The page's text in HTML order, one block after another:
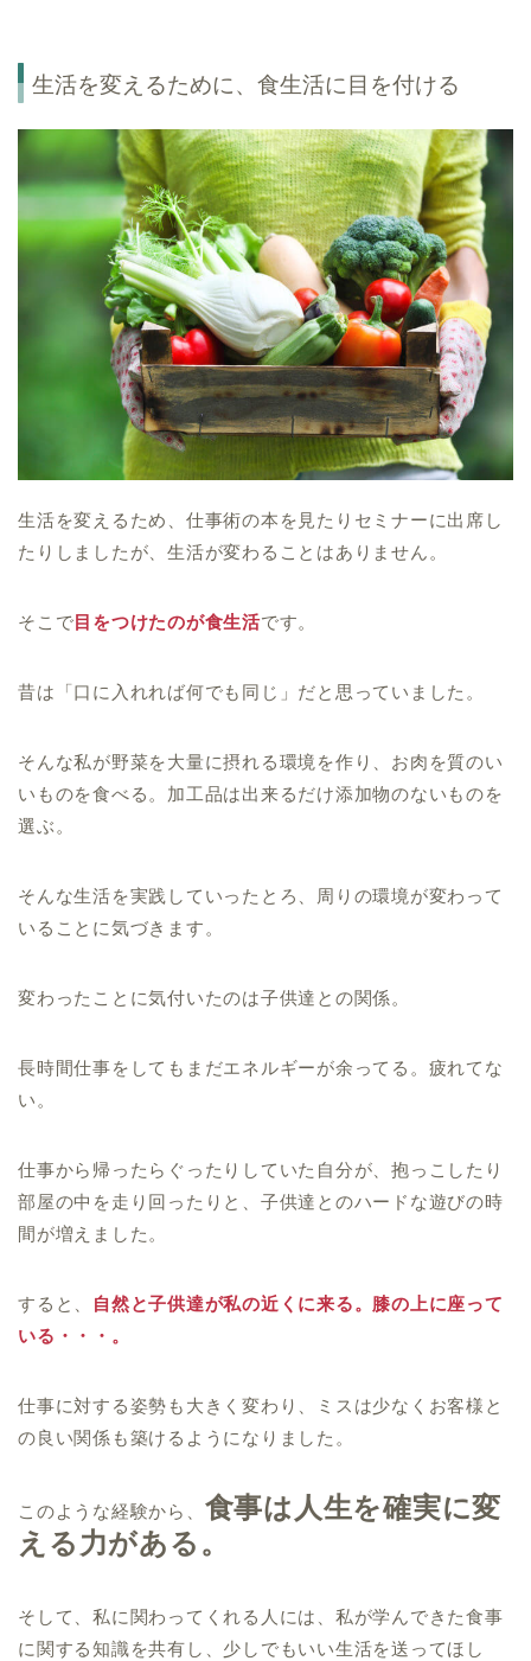
生活を変えるために、食生活に目を付ける
生活を変えるため、仕事術の本を見たりセミナーに出席し
たりしましたが、生活が変わることはありません。
そこで目をつけたのが食生活です。
昔は「口に入れれば何でも同じ」だと思っていました。
そんな私が野菜を大量に摂れる環境を作り、お肉を質のい
いものを食べる。加工品は出来るだけ添加物のないものを
選ぶ。
そんな生活を実践していったとろ、周りの環境が変わって
いることに気づきます。
変わったことに気付いたのは子供達との関係。
長時間仕事をしてもまだエネルギーが余ってる。疲れてな
い。
仕事から帰ったらぐったりしていた自分が、抱っこしたり
部屋の中を走り回ったりと、子供達とのハードな遊びの時
間が増えました。
すると、
自然と子供達が私の近くに来る。膝の上に座って
いる・・・。
仕事に対する姿勢も大きく変わり、ミスは少なくお客様と
の良い関係も築けるようになりました。
このような経験から、 食事は人生を確実に変
える力がある。
そして、私に関わってくれる人には、私が学んできた食事
に関する知識を共有し、少しでもいい生活を送ってほし